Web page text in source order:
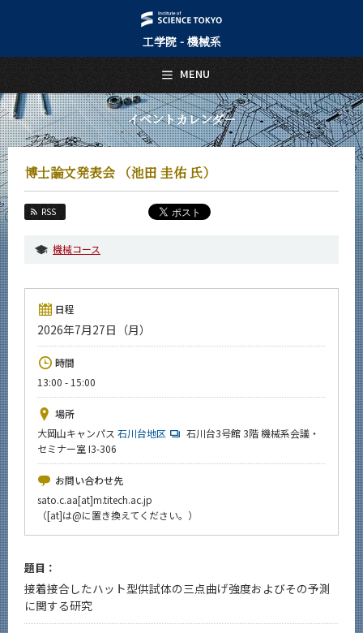
工学院 - 機械系
イベントカレンダー
博士論文発表会 （池田 圭佑 氏）
RSS
機械コース
日程
2026年7月27日（月）
時間
13:00 - 15:00
場所
大岡山キャンパス 石川台地区
石川台3号館 3階 機械系会議・
セミナー室 I3-306
お問い合わせ先
sato.c.aa[at]m.titech.ac.jp
（[at]は@に置き換えてください。）
題目：
接着接合したハット型供試体の三点曲げ強度およびその予測
に関する研究
MENU
日本語 English
トップページ
Top Page
機械系について
About Us
教育
Education
入学案内
Admissions
機械系 News
イベントカレンダー
Event Calendar
今後のイベント
今後の課程別イベント
年別アーカイブ
サイト構成
系詳細情報